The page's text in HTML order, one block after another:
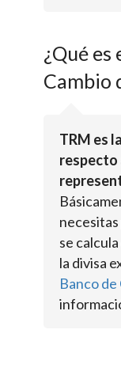
¿Qué es
Cambio
TRM es
respecto
se
la divisa
Banco de